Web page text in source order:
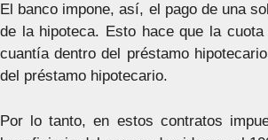
El banco impone, así, el pago de una
de la hipoteca. Esto hace que la
cuantía dentro del préstamo
del préstamo hipotecario.
Por lo tanto, en estos contratos